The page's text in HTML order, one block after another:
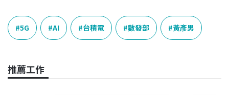
c
e
b
o
k
e
r
e
a
n
k
e
n
y
k
5G AI 台積電 數發部 黃彥男
推薦工作